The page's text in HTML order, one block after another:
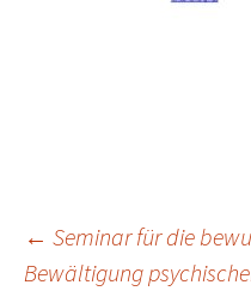
← Seminar für die
Bewältigung